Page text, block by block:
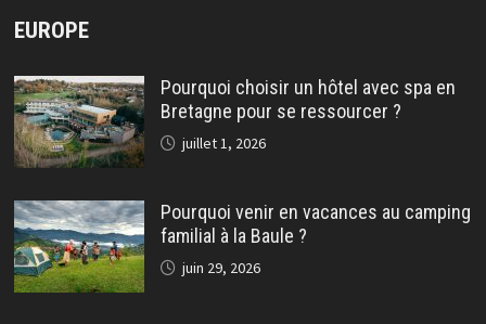
EUROPE
Pourquoi choisir un hôtel avec spa en
Bretagne pour se ressourcer ?
juillet 1, 2026
Pourquoi venir en vacances au camping
familial à la Baule ?
juin 29, 2026